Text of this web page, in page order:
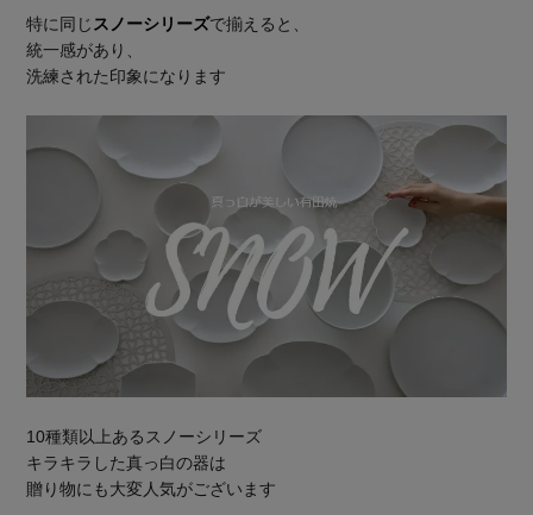
特に同じスノーシリーズで揃えると、
統一感があり、
洗練された印象になります
10種類以上あるスノーシリーズ
キラキラした真っ白の器は
贈り物にも大変人気がございます